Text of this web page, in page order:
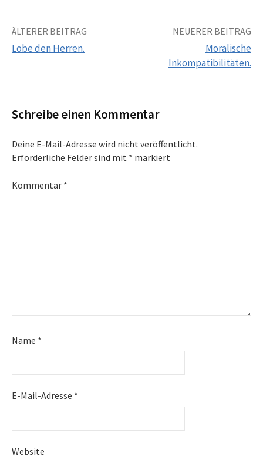
Beitrags-
ÄLTERER BEITRAG
Lobe den Herren.
NEUERER BEITRAG
Moralische
Inkompatibilitäten.
Schreibe einen Kommentar
Deine E-Mail-Adresse wird nicht veröffentlicht.
Erforderliche Felder sind mit * markiert
Kommentar *
Name *
E-Mail-Adresse *
Website